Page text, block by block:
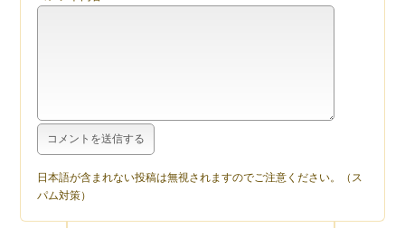
日本語が含まれない投稿は無視されますのでご注意ください。（ス
パム対策）